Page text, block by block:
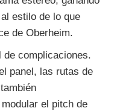
estilo de lo que
de Oberheim.
de complicaciones.
panel, las rutas de
el pitch de